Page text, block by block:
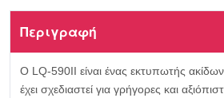
Περιγραφή
Ο LQ-590II είναι ένας εκτυπωτής
έχει σχεδιαστεί για γρήγορες και